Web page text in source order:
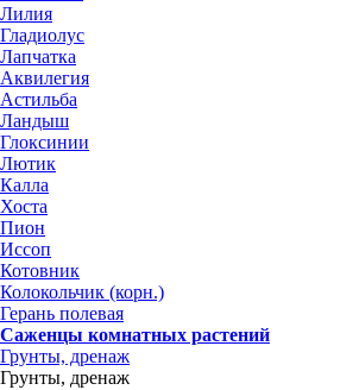
Лилия
Гладиолус
Лапчатка
Аквилегия
Астильба
Ландыш
Глоксинии
Лютик
Калла
Хоста
Пион
Иссоп
Котовник
Колокольчик (корн.)
Герань полевая
Саженцы комнатных растений
Грунты, дренаж
Грунты, дренаж